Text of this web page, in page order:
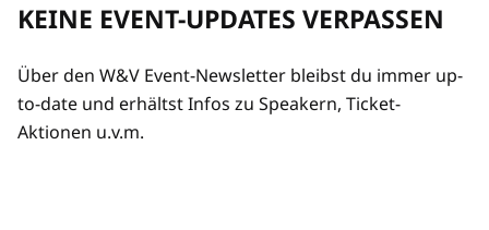
KEINE EVENT-UPDATES VERPASSEN
Über den W&V Event-Newsletter bleibst du immer up-
to-date und erhältst Infos zu Speakern, Ticket-
Aktionen u.v.m.